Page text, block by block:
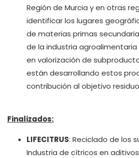
Región de Murcia y en otras
identificar los lugares
de materias primas
de la industria
en valorización de
están desarrollando estos
contribución al objetivo
Finalizados:
LIFECITRUS: Reciclado de los
Industria de cítricos en